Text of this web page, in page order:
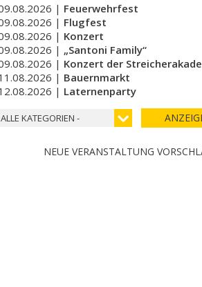
| Feuerwehrfest
| Flugfest
| Konzert
| „Santoni Family“
| Konzert der
| Bauernmarkt
| Laternenparty
KATEGORIEN -
NEUE VERANSTALTUNG